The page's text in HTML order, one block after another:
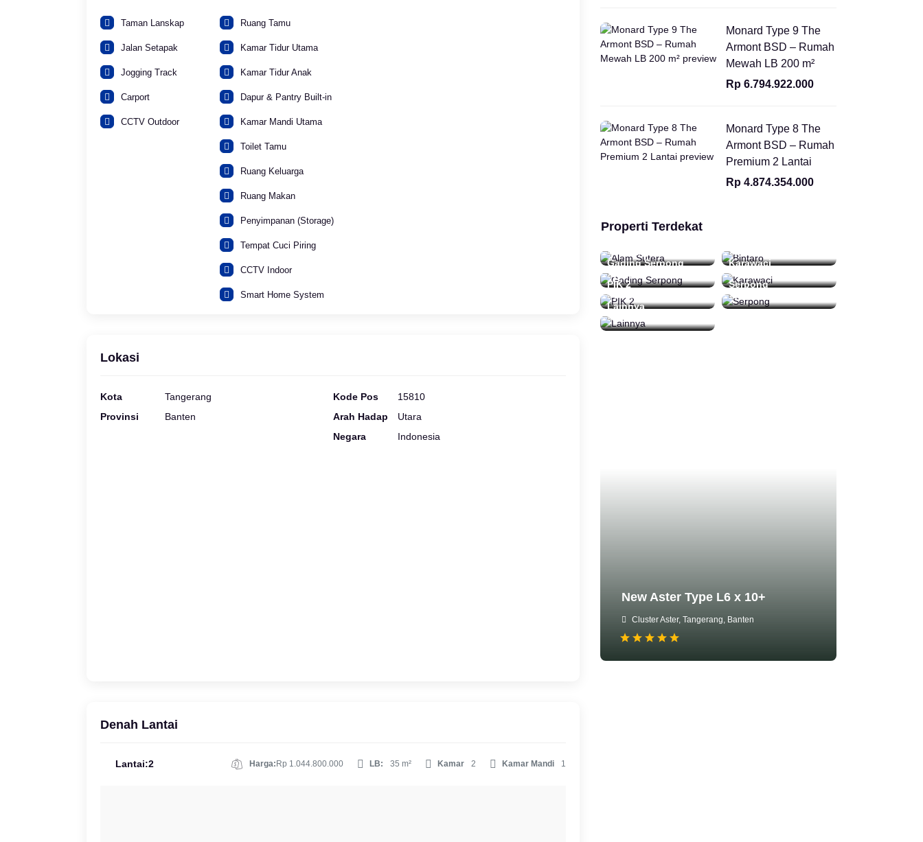
Taman Lanskap
Jalan Setapak
Jogging Track
Carport
CCTV Outdoor
Ruang Tamu
Kamar Tidur Utama
Kamar Tidur Anak
Dapur & Pantry Built-in
Kamar Mandi Utama
Toilet Tamu
Ruang Keluarga
Ruang Makan
Penyimpanan (Storage)
Tempat Cuci Piring
CCTV Indoor
Smart Home System
Lokasi
Kota
Tangerang
Provinsi
Banten
Kode Pos
15810
Arah Hadap
Utara
Negara
Indonesia
Denah Lantai
Lantai:2 Harga: Rp 1.044.800.000 LB: 35 m² Kamar 2 Kamar Mandi 1
Monard Type 9 The
Armont BSD – Rumah
Mewah LB 200 m²
Rp 6.794.922.000
Monard Type 8 The
Armont BSD – Rumah
Premium 2 Lantai
Rp 4.874.354.000
Properti Terdekat
48 Daftar 16 Daftar
Gading Serpong
212 Daftar
Karawaci
0 Daftar
PIK 2
0 Daftar
Serpong
15 Daftar
Lainnya
92 Daftar
New Aster Type L6 x 10+
Cluster Aster, Tangerang, Banten